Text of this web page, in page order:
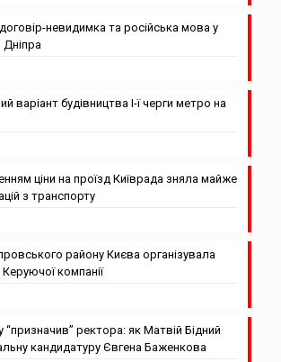
невидимка та російська мова у
Дніпра
варіант будівництва І-ї черги метро на
ціни на проїзд Київрада зняла майже
з транспорту
району Києва організувала
Керуючої компанії
“призначив” ректора: як Матвій Бідний
кандидатуру Євгена Баженкова